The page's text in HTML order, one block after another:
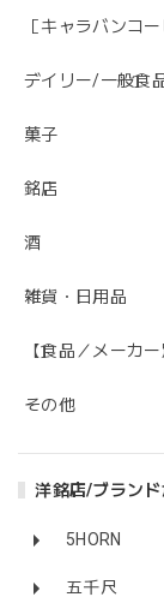
［キャラバンコー
デイリー/一般食
菓子
銘店
酒
雑貨・日用品
【食品／メーカー
その他
洋銘店/ブラン
5HORN
五千尺